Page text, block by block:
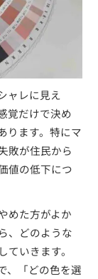
ャレに見え
覚だけで決め
ります。特にマ
敗が住民から
値の低下につ
めた方がよか
、どのような
いきます。
、「どの色を選